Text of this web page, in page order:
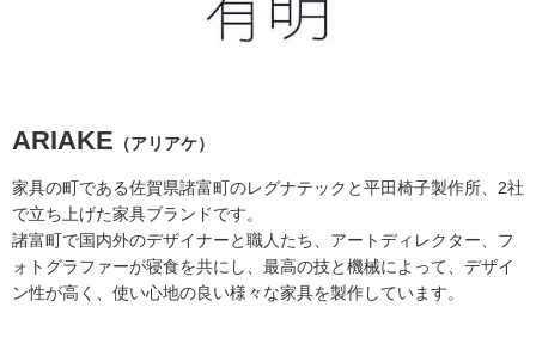
ARIAKE （アリアケ）
家具の町である佐賀県諸富町のレグナテックと平田椅子製作所、2社
で立ち上げた家具ブランドです。
諸富町で国内外のデザイナーと職人たち、アートディレクター、フ
ォトグラファーが寝食を共にし、最高の技と機械によって、デザイ
ン性が高く、使い心地の良い様々な家具を製作しています。